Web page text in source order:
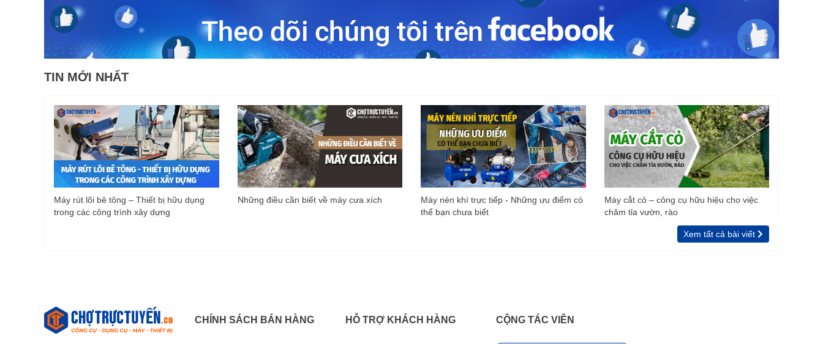
TIN MỚI NHẤT
Máy rút lõi bê tông – Thiết bị hữu dụng
trong các công trình xây dựng
Những điều cần biết về máy cưa xích
Máy nén khí trực tiếp - Những ưu điểm có
thể bạn chưa biết
Máy cắt cỏ – công cụ hữu hiệu cho việc
chăm tỉa vườn, rào
Xem tất cả bài viết
CHÍNH SÁCH BÁN HÀNG HỖ TRỢ KHÁCH HÀNG CỘNG TÁC VIÊN